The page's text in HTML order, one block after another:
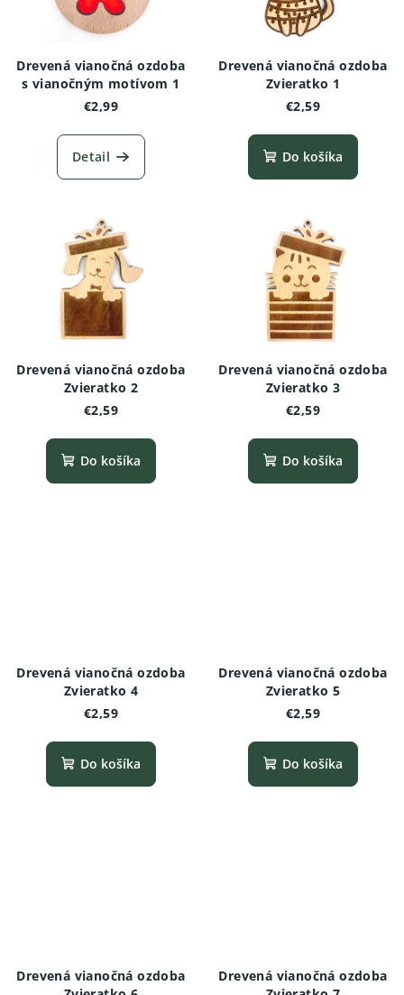
Drevená vianočná ozdoba
s vianočným motívom 1
€2,99
Detail
Drevená vianočná ozdoba
Zvieratko 1
€2,59
Do košíka
Drevená vianočná ozdoba
Zvieratko 2
€2,59
Do košíka
Drevená vianočná ozdoba
Zvieratko 3
€2,59
Do košíka
Drevená vianočná ozdoba
Zvieratko 4
€2,59
Do košíka
Drevená vianočná ozdoba
Zvieratko 5
€2,59
Do košíka
Drevená vianočná ozdoba
Drevená vianočná ozdoba